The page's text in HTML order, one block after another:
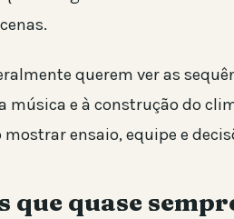
querem ver as
música e à construção do
mostrar ensaio, equipe e
que quase